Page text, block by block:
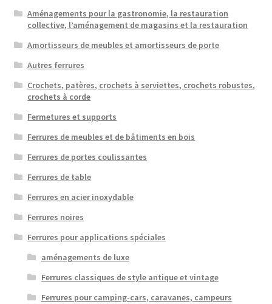
Aménagements pour la gastronomie, la restauration
collective, l’aménagement de magasins et la restauration
Amortisseurs de meubles et amortisseurs de porte
Autres ferrures
Crochets, patères, crochets à serviettes, crochets robustes,
crochets à corde
Fermetures et supports
Ferrures de meubles et de bâtiments en bois
Ferrures de portes coulissantes
Ferrures de table
Ferrures en acier inoxydable
Ferrures noires
Ferrures pour applications spéciales
aménagements de luxe
Ferrures classiques de style antique et vintage
Ferrures pour camping-cars, caravanes, campeurs